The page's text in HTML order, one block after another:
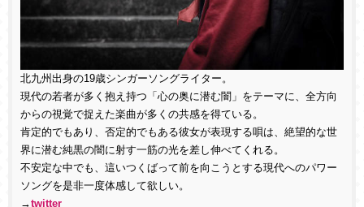
北九州出身の19歳シンガーソングライター。
現代の若者が多く抱え持つ「心の奥に潜む闇」をテーマに、全方向
からの視覚で捉えた楽曲が多くの共感を得ている。
肯定的でもあり、否定的でもある彼女が表現する唄は、絶望的な世
界に潜む純黒の闇に射す一筋の光を差し伸べてくれる。
不安定な中でも、這いつくばって前を向こうとする現代へのパワー
ソングを是非一度体感して欲しい。
→twitter